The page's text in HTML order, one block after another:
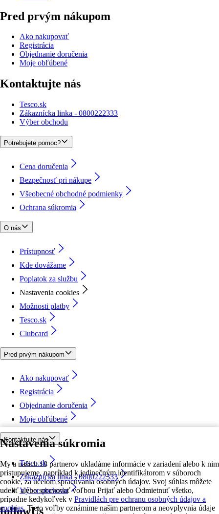
Nastavenia súkromia
My a našich 18 partnerov ukladáme informácie v zariadení alebo k nim
pristupujeme, napríklad k jedinečným identifikátorom v súboroch
cookie, za účelom spracúvania osobných údajov. Svoj súhlas môžete
udeliť alebo spravovať voľbou Prijať alebo Odmietnuť všetko,
prípadne kedykoľvek v Pravidlách pre ochranu osobných údajov a
cookies. Tieto voľby oznámime našim partnerom a neovplyvnia údaje
Pred prvým nákupom
Ako nakupovať
Registrácia
Objednanie doručenia
Moje obľúbené
Kontaktujte nás
Tesco.sk
Zákaznícka linka - 0800222333
Výber obchodu
Potrebujete pomoc?
Cena doručenia
Bezpečnosť pri nákupe
Všeobecné obchodné podmienky
Ochrana súkromia
O nás
Prístupnosť
Kde dovážame
Poplatok za službu
Nastavenia cookies
Možnosti platby
Tesco.sk
Clubcard
Pred prvým nákupom
Ako nakupovať
Registrácia
Objednanie doručenia
Moje obľúbené
Kontaktujte nás
Tesco.sk
Zákaznícka linka - 0800222333
Výber obchodu
followUs